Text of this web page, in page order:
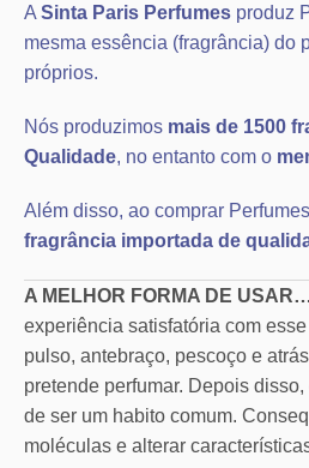
A Sinta Paris Perfumes produz
mesma essência (fragrância) do
próprios.
Nós produzimos mais de 1500
Qualidade, no entanto com o
Além disso, ao comprar
fragrância importada de
A MELHOR FORMA DE
experiência satisfatória com
pulso, antebraço, pescoço e
pretende perfumar. Depois
de ser um habito comum.
moléculas e alterar